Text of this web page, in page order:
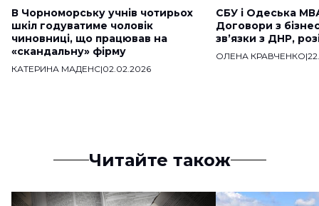
В Чорноморську учнів чотирьох
шкіл годуватиме чоловік
чиновниці, що працював на
«скандальну» фірму
КАТЕРИНА МАДЕНС|02.02.2026
СБУ і Одеська
Договори з
звʼязки з ДНР,
ОЛЕНА КРАВЧЕНКО|
Читайте також